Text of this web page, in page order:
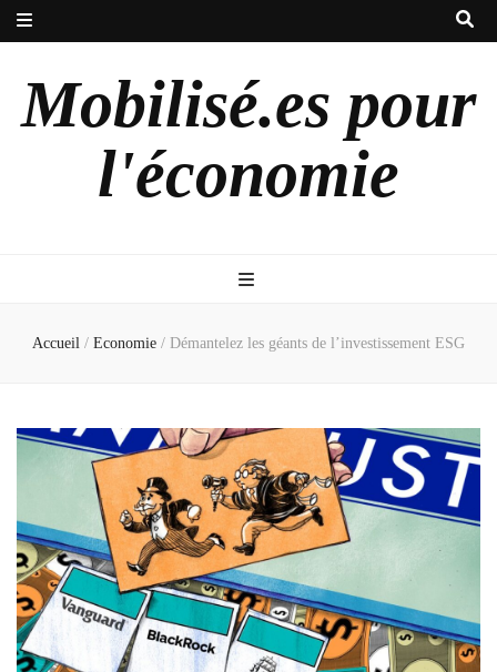
Mobilisé.es pour
l'économie
Accueil / Economie / Démantelez les géants de l’investissement ESG